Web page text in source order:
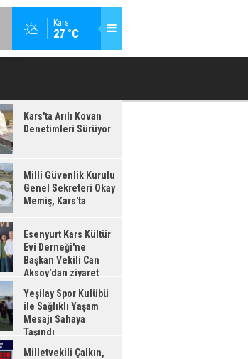
Kars
27 °C
KÜLTÜR EVI DERNEĞI'NE BAŞKAN VEKILI CAN
Kars'ta Arılı Kovan
Denetimleri Sürüyor
Millî Güvenlik Kurulu
Genel Sekreteri Okay
Memiş, Kars'ta
Esenyurt Kars Kültür
Evi Derneği'ne
Başkan Vekili Can
Aksoy'dan ziyaret
Yeşilay Spor Kulübü
ile Sağlıklı Yaşam
Mesajı Sahaya
Taşındı
Milletvekili Çalkın,